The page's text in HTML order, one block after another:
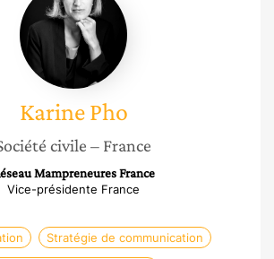
Pho
Karine Pho
civile – France
Mampreneures France
Vice-présidente France
Stratégie de communication